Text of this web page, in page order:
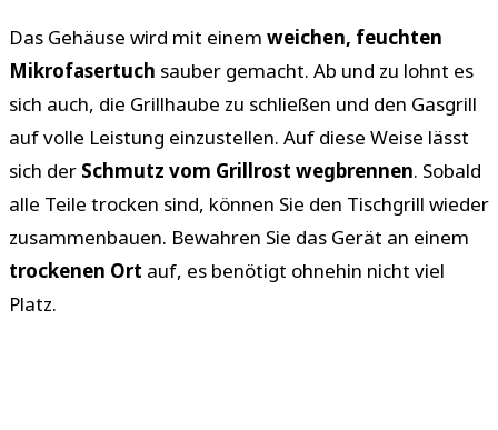
Das Gehäuse wird mit einem weichen, feuchten
Mikrofasertuch sauber gemacht. Ab und zu lohnt es
sich auch, die Grillhaube zu schließen und den Gasgrill
auf volle Leistung einzustellen. Auf diese Weise lässt
sich der Schmutz vom Grillrost wegbrennen. Sobald
alle Teile trocken sind, können Sie den Tischgrill wieder
zusammenbauen. Bewahren Sie das Gerät an einem
trockenen Ort auf, es benötigt ohnehin nicht viel
Platz.